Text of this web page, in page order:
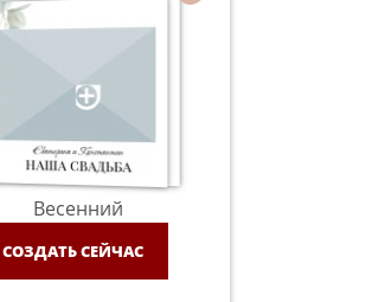
Весенний
СОЗДАТЬ СЕЙЧАС